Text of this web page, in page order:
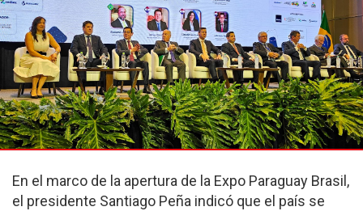
En el marco de la apertura de la Expo Paraguay Brasil,
el presidente Santiago Peña indicó que el país se